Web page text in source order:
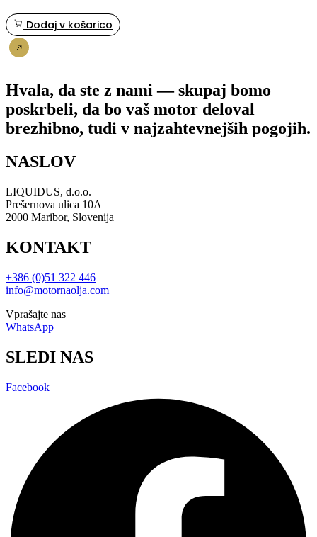
Dodaj v košarico
Hvala, da ste z nami — skupaj bomo
poskrbeli, da bo vaš motor deloval
brezhibno, tudi v najzahtevnejših pogojih.
NASLOV
LIQUIDUS, d.o.o.
Prešernova ulica 10A
2000 Maribor, Slovenija
KONTAKT
+386 (0)51 322 446
info@motornaolja.com
Vprašajte nas
WhatsApp
SLEDI NAS
Facebook